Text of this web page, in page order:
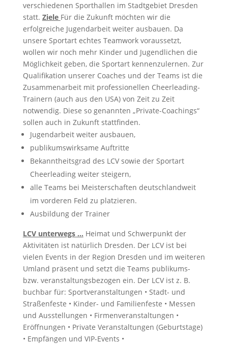
verschiedenen Sporthallen im Stadtgebiet Dresden
statt. Ziele Für die Zukunft möchten wir die
erfolgreiche Jugendarbeit weiter ausbauen. Da
unsere Sportart echtes Teamwork voraussetzt,
wollen wir noch mehr Kinder und Jugendlichen die
Möglichkeit geben, die Sportart kennenzulernen. Zur
Qualifikation unserer Coaches und der Teams ist die
Zusammenarbeit mit professionellen Cheerleading-
Trainern (auch aus den USA) von Zeit zu Zeit
notwendig. Diese so genannten „Private-Coachings“
sollen auch in Zukunft stattfinden.
Jugendarbeit weiter ausbauen,
publikumswirksame Auftritte
Bekanntheitsgrad des LCV sowie der Sportart
Cheerleading weiter steigern,
alle Teams bei Meisterschaften deutschlandweit
im vorderen Feld zu platzieren.
Ausbildung der Trainer
LCV unterwegs … Heimat und Schwerpunkt der
Aktivitäten ist natürlich Dresden. Der LCV ist bei
vielen Events in der Region Dresden und im weiteren
Umland präsent und setzt die Teams publikums-
bzw. veranstaltungsbezogen ein. Der LCV ist z. B.
buchbar für: Sportveranstaltungen • Stadt- und
Straßenfeste • Kinder- und Familienfeste • Messen
und Ausstellungen • Firmenveranstaltungen •
Eröffnungen • Private Veranstaltungen (Geburtstage)
• Empfängen und VIP-Events •